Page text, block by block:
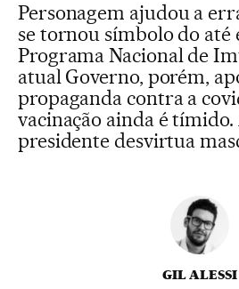
Personagem ajudou a
se tornou símbolo do até
Programa Nacional de
atual Governo, porém,
propaganda contra a
vacinação ainda é
presidente desvirtua
GIL ALESSI